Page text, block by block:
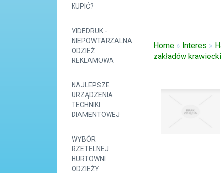
KUPIĆ?
VIDEDRUK -
NIEPOWTARZALNA
ODZIEŻ
REKLAMOWA
NAJLEPSZE
URZĄDZENIA
TECHNIKI
DIAMENTOWEJ
WYBÓR
RZETELNEJ
HURTOWNI
ODZIEŻY
Home » Interes »
zakładów